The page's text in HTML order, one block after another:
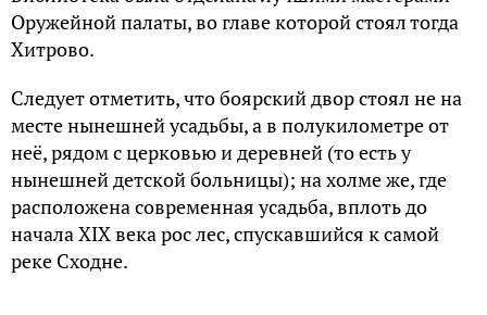
Оружейной палаты, во главе которой стоял тогда
Хитрово.
Следует отметить, что боярский двор стоял не на
месте нынешней усадьбы, а в полукилометре от
неё, рядом с церковью и деревней (то есть у
нынешней детской больницы); на холме же, где
расположена современная усадьба, вплоть до
начала XIX века рос лес, спускавшийся к самой
реке Сходне.